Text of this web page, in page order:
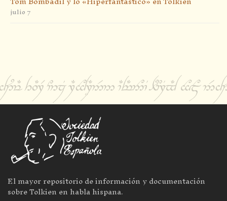
julio 7
El mayor repositorio de información y documentación
sobre Tolkien en habla hispana.